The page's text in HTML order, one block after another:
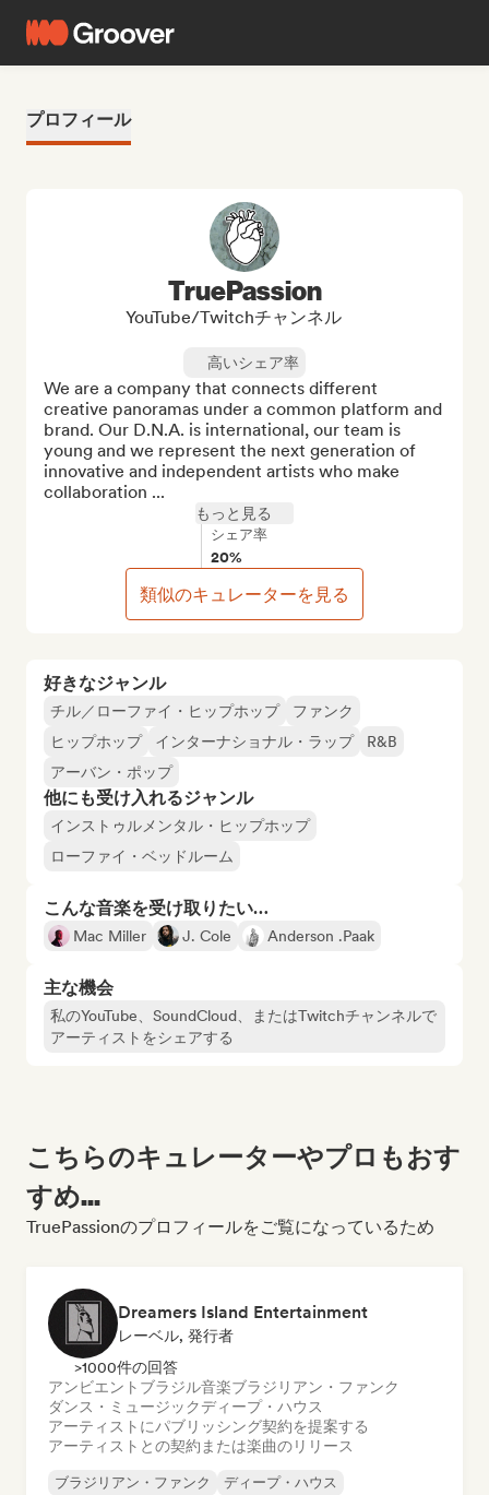
プロフィール
好きなジャンル
チル／ローファイ・ヒップホップ
ファンク
ヒップホップ
インターナショナル・ラップ
R&B
アーバン・ポップ
他にも受け入れるジャンル
インストゥルメンタル・ヒップホップ
ローファイ・ベッドルーム
こんな音楽を受け取りたい…
Mac Miller J. Cole Anderson .Paak
主な機会
私のYouTube、SoundCloud、またはTwitchチャンネルで
アーティストをシェアする
TruePassion
YouTube/Twitchチャンネル
高いシェア率
We are a company that connects different
creative panoramas under a common platform and
brand. Our D.N.A. is international, our team is
young and we represent the next generation of
innovative and independent artists who make
collaboration ...
もっと見る
シェア率
20%
類似のキュレーターを見る
こちらのキュレーターやプロもおす
すめ...
TruePassionのプロフィールをご覧になっているため
Dreamers Island Entertainment
レーベル, 発行者
>1000件の回答
アンビエント ブラジル音楽ブラジリアン・ファンク
ダンス・ミュージックディープ・ハウス
アーティストにパブリッシング契約を提案する
アーティストとの契約または楽曲のリリース
ブラジリアン・ファンク
ディープ・ハウス